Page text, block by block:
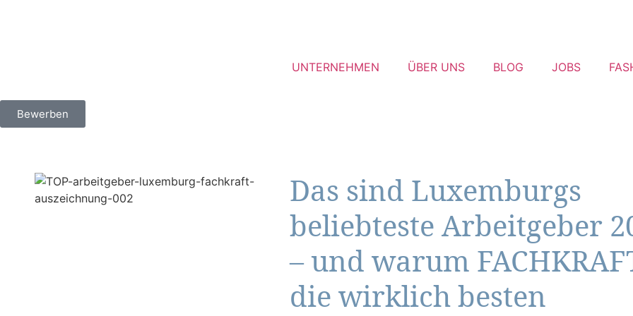
UNTERNEHMEN ÜBER UNS BLOG JOBS
Bewerben
Das sind Luxemburgs
beliebteste Arbeitgeber
– und warum
die wirklich besten